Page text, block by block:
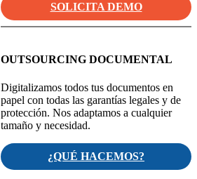
SOLICITA DEMO
OUTSOURCING DOCUMENTAL
Digitalizamos todos tus documentos en
papel con todas las garantías legales y de
protección. Nos adaptamos a cualquier
tamaño y necesidad.
¿QUÉ HACEMOS?